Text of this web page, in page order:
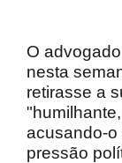
O
nesta
retirasse a
acusando-o
pressão